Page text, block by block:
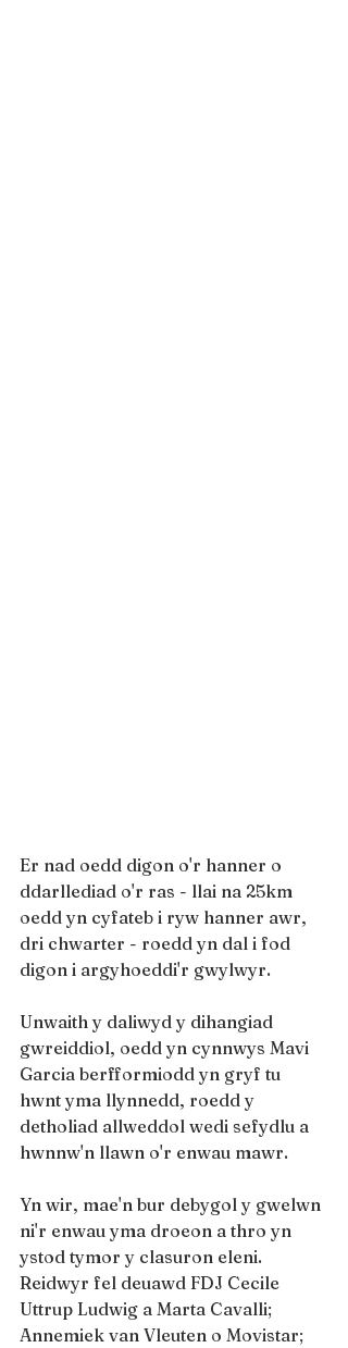
Er nad oedd digon o'r hanner o
ddarllediad o'r ras - llai na 25km
oedd yn cyfateb i ryw hanner awr,
dri chwarter - roedd yn dal i fod
digon i argyhoeddi'r gwylwyr.
Unwaith y daliwyd y dihangiad
gwreiddiol, oedd yn cynnwys Mavi
Garcia berfformiodd yn gryf tu
hwnt yma llynnedd, roedd y
detholiad allweddol wedi sefydlu a
hwnnw'n llawn o'r enwau mawr.
Yn wir, mae'n bur debygol y gwelwn
ni'r enwau yma droeon a thro yn
ystod tymor y clasuron eleni.
Reidwyr fel deuawd FDJ Cecile
Uttrup Ludwig a Marta Cavalli;
Annemiek van Vleuten o Movistar;